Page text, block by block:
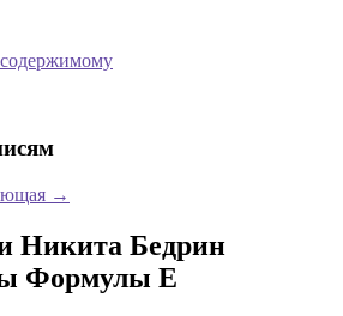
→
Никита Бедрин
Формулы Е